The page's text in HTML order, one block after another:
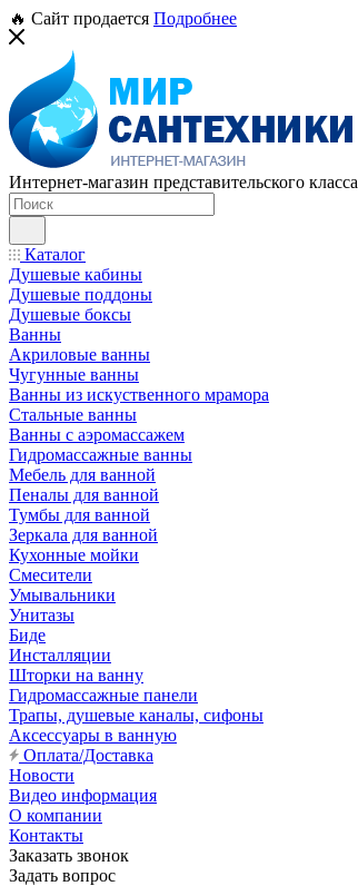
🔥 Сайт продается Подробнее
Интернет-магазин представительского класса
Каталог
Душевые кабины
Душевые поддоны
Душевые боксы
Ванны
Акриловые ванны
Чугунные ванны
Ванны из искуственного мрамора
Стальные ванны
Ванны с аэромассажем
Гидромассажные ванны
Мебель для ванной
Пеналы для ванной
Тумбы для ванной
Зеркала для ванной
Кухонные мойки
Смесители
Умывальники
Унитазы
Биде
Инсталляции
Шторки на ванну
Гидромассажные панели
Трапы, душевые каналы, сифоны
Аксессуары в ванную
Оплата/Доставка
Новости
Видео информация
О компании
Контакты
Заказать звонок
Задать вопрос